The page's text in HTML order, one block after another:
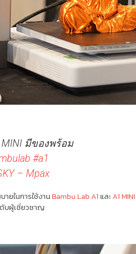
MINI มีของพร้อม
#a1
– Mpax
ยในการใช้งาน Bambu Lab A1 และ A1 MINI
ดับผู้เชี่ยวชาญ